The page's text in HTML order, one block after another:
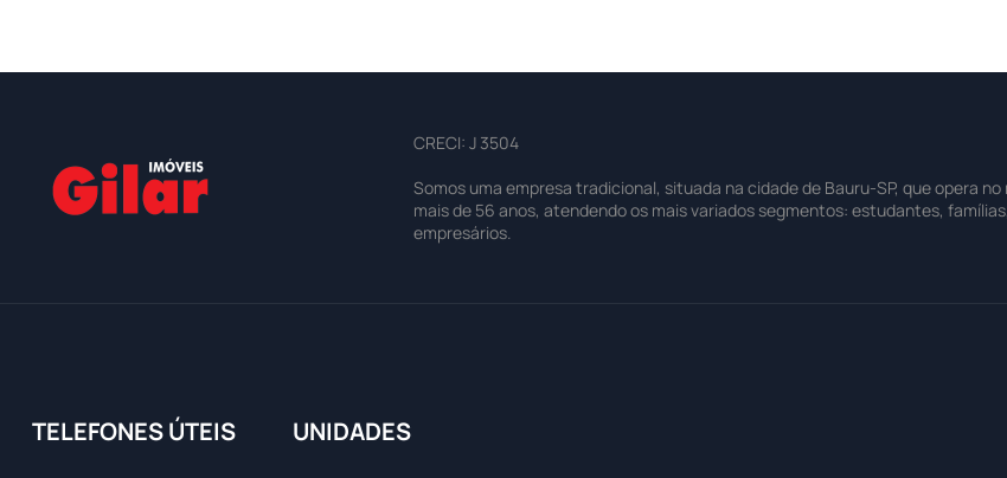
CRECI: J 3504
Somos uma empresa tradicional, situada na cidade de Bauru-SP, que opera no
mais de 56 anos, atendendo os mais variados segmentos: estudantes,
empresários.
TELEFONES ÚTEIS UNIDADES